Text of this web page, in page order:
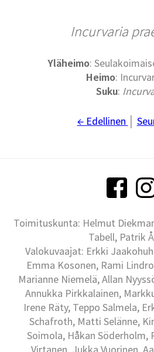
Incurvaria
Yläheimo:
Heimo:
Suku:
← Edellinen
Toimituskunta: Helmut
Tabell, Patrik
Valokuvaajat: Erkki
Emma Kosonen, Rami
Marianne Niemelä, Allan
Annukka Pirkkalainen,
Irene Räty, Teppo Salmela,
Schafroth, Matti Selänne,
Soimola, Håkan Söderholm,